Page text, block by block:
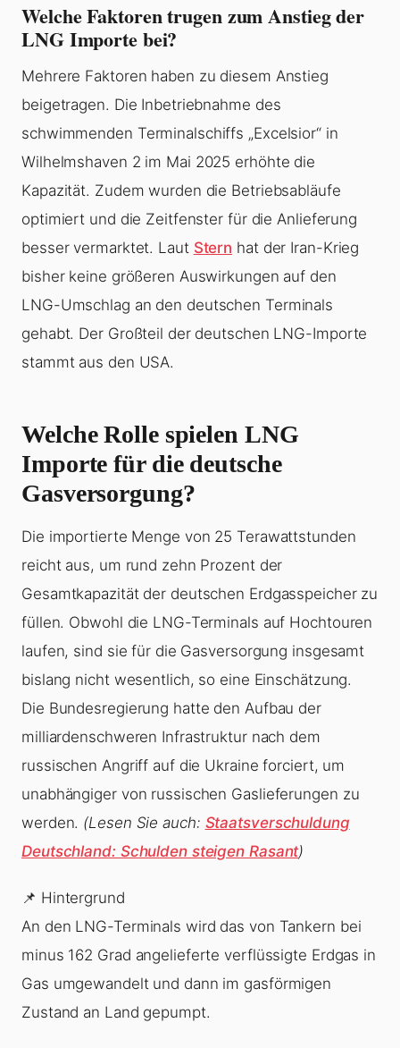
Welche Faktoren trugen zum Anstieg der
LNG Importe bei?
Mehrere Faktoren haben zu diesem Anstieg
beigetragen. Die Inbetriebnahme des
schwimmenden Terminalschiffs „Excelsior“ in
Wilhelmshaven 2 im Mai 2025 erhöhte die
Kapazität. Zudem wurden die Betriebsabläufe
optimiert und die Zeitfenster für die Anlieferung
besser vermarktet. Laut Stern hat der Iran-Krieg
bisher keine größeren Auswirkungen auf den
LNG-Umschlag an den deutschen Terminals
gehabt. Der Großteil der deutschen LNG-Importe
stammt aus den USA.
Welche Rolle spielen LNG
Importe für die deutsche
Gasversorgung?
Die importierte Menge von 25 Terawattstunden
reicht aus, um rund zehn Prozent der
Gesamtkapazität der deutschen Erdgasspeicher zu
füllen. Obwohl die LNG-Terminals auf Hochtouren
laufen, sind sie für die Gasversorgung insgesamt
bislang nicht wesentlich, so eine Einschätzung.
Die Bundesregierung hatte den Aufbau der
milliardenschweren Infrastruktur nach dem
russischen Angriff auf die Ukraine forciert, um
unabhängiger von russischen Gaslieferungen zu
werden. (Lesen Sie auch: Staatsverschuldung
Deutschland: Schulden steigen Rasant)
📌 Hintergrund
An den LNG-Terminals wird das von Tankern bei
minus 162 Grad angelieferte verflüssigte Erdgas in
Gas umgewandelt und dann im gasförmigen
Zustand an Land gepumpt.